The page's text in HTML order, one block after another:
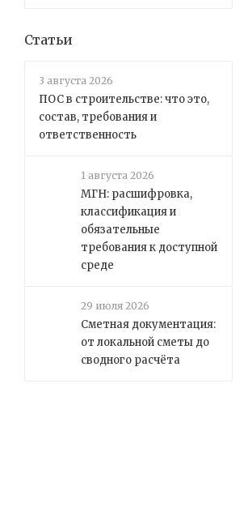
Статьи
3 августа 2026
ПОС в строительстве: что это,
состав, требования и
ответственность
1 августа 2026
МГН: расшифровка,
классификация и
обязательные
требования к доступной
среде
29 июля 2026
Сметная документация:
от локальной сметы до
сводного расчёта